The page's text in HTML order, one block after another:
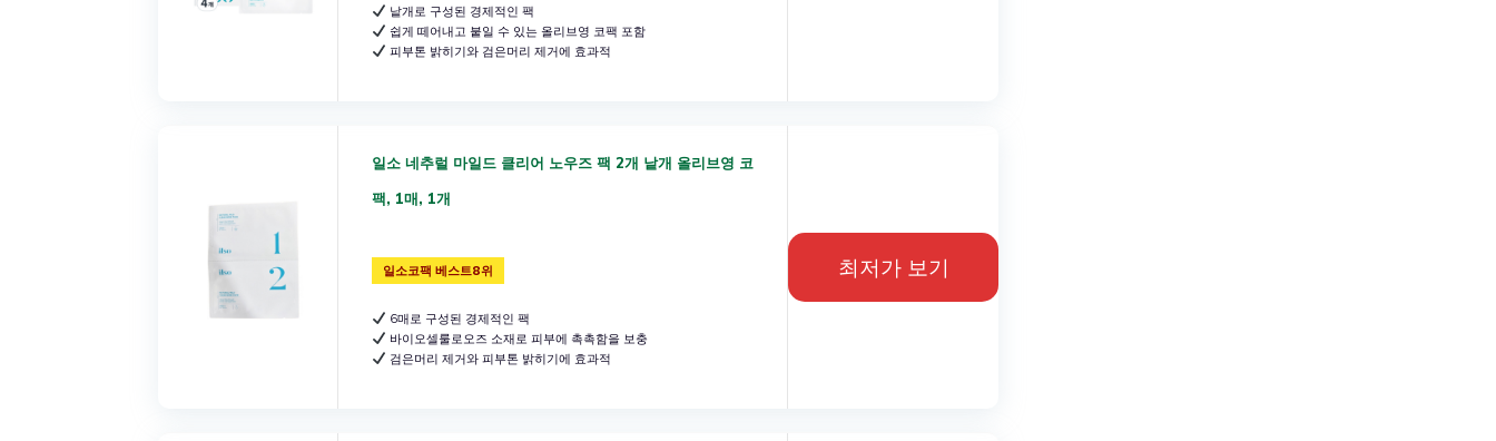
낱개로 구성된 경제적인 팩
쉽게 떼어내고 붙일 수 있는 올리브영 코팩 포함
피부톤 밝히기와 검은머리 제거에 효과적
일소 네추럴 마일드 클리어 노우즈 팩 2개 낱개 올리브영 코
팩, 1매, 1개
일소코팩 베스트8위
6매로 구성된 경제적인 팩
바이오셀룰로오즈 소재로 피부에 촉촉함을 보충
검은머리 제거와 피부톤 밝히기에 효과적
최저가 보기